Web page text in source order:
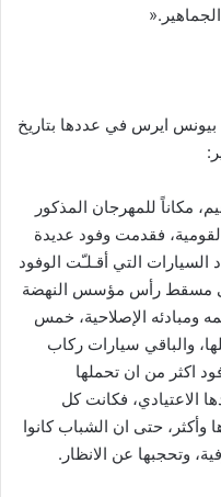
بيونس ايرس في عددها بتاريخ
مكاناً للمهرجان المذكور
فقدمت وفود عديدة
التي أقـلـّت الوفود
مسقط رأس مؤسس النهضة
ومبادئه الإصلاحية، خمس
والباقي سيارات ركاب
اكثر من ان تحملها
الاعتيادي، فكانت كل
حتى ان الشباب كانوا
وتحجبها عن الانظار.